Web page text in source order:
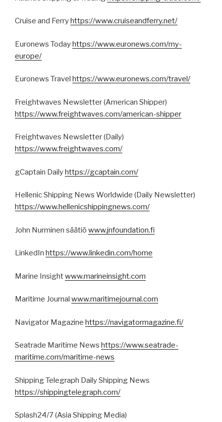
Cruise and Ferryhttps://www.cruiseandferry.net/
Euronews Todayhttps://www.euronews.com/my-
europe/
Euronews Travel https://www.euronews.com/travel/
Freightwaves Newsletter (American Shipper)
https://www.freightwaves.com/american-shipper
Freightwaves Newsletter (Daily)
https://www.freightwaves.com/
gCaptain Dailyhttps://gcaptain.com/
Hellenic Shipping News Worldwide (Daily Newsletter)
https://www.hellenicshippingnews.com/
John Nurminen säätiö www.jnfoundation.fi
LinkedIn https://www.linkedin.com/home
Marine Insightwww.marineinsight.com
Maritime Journal www.maritimejournal.com
Navigator Magazine https://navigatormagazine.fi/
Seatrade Maritime News https://www.seatrade-
maritime.com/maritime-news
Shipping Telegraph Daily Shipping News
https://shippingtelegraph.com/
Splash24/7 (Asia Shipping Media)